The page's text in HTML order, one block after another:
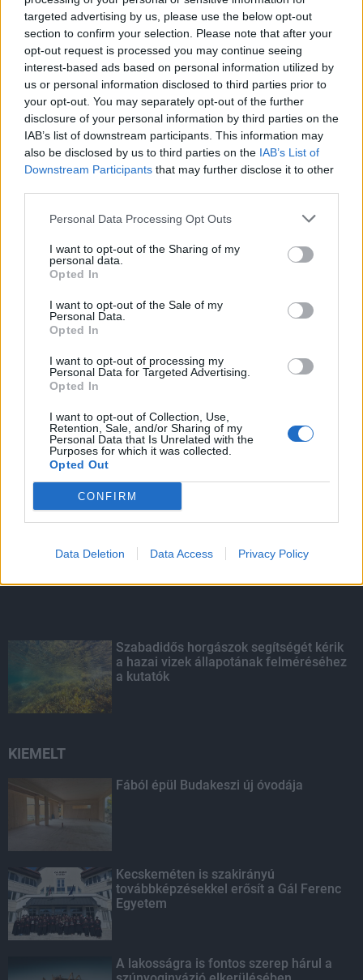
targeted advertising by us, please use the below opt-out
section to confirm your selection. Please note that after your
opt-out request is processed you may continue seeing
interest-based ads based on personal information utilized by
us or personal information disclosed to third parties prior to
your opt-out. You may separately opt-out of the further
disclosure of your personal information by third parties on the
IAB’s list of downstream participants. This information may
also be disclosed by us to third parties on the IAB’s List of
Downstream Participants that may further disclose it to other
Personal Data Processing Opt Outs
I want to opt-out of the Sharing of my
personal data.
Opted In
I want to opt-out of the Sale of my
Personal Data.
Opted In
I want to opt-out of processing my
Personal Data for Targeted Advertising.
Opted In
I want to opt-out of Collection, Use,
Retention, Sale, and/or Sharing of my
Personal Data that Is Unrelated with the
Purposes for which it was collected.
Opted Out
CONFIRM
Data Deletion Data Access Privacy Policy
Pest megye
Fából épül Budakeszi új óvodája
Országos
Kecskeméten is szakirányú
továbbképzésekkel erősít a Gál Ferenc
Egyetem
HIRDETÉS
HIRDETÉS
HIRDETÉS
LEGOLVASOTTABB
Tizenöt hegedűkészítő-mester mutatja
Szabadidős horgászok segítségét kérik
a hazai vizek állapotának felméréséhez
a kutatók
KIEMELT
Fából épül Budakeszi új óvodája
Kecskeméten is szakirányú
továbbképzésekkel erősít a Gál Ferenc
Egyetem
A lakosságra is fontos szerep hárul a